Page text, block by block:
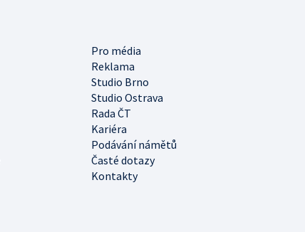
Pro média
Reklama
Studio Brno
Studio Ostrava
Rada ČT
Kariéra
Podávání námětů
Časté dotazy
Kontakty